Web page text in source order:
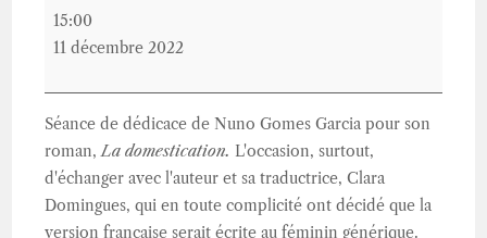
Paris
Éternels
FMR,
Halle
St
Pierre
15:00
11 décembre 2022
Séance de dédicace de Nuno Gomes Garcia pour son
roman,La domestication.L'occasion, surtout,
d'échanger avec l'auteur et sa traductrice, Clara
Domingues, qui en toute complicité ont décidé que la
version française serait écrite au féminin générique.